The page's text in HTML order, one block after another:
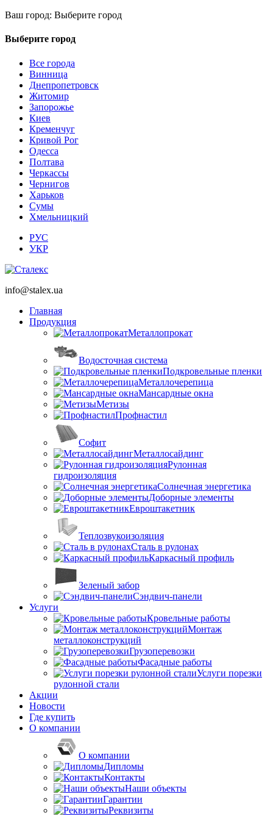
Ваш город: Выберите город
Выберите город
Все города
Винница
Днепропетровск
Житомир
Запорожье
Киев
Кременчуг
Кривой Рог
Одесса
Полтава
Черкассы
Чернигов
Харьков
Сумы
Хмельницкий
РУС
УКР
info@stalex.ua
Главная
Продукция
Металлопрокат
Водосточная система
Подкровельные пленки
Металлочерепица
Мансардные окна
Метизы
Профнастил
Софит
Металлосайдинг
Рулонная
гидроизоляция
Солнечная энергетика
Доборные элементы
Евроштакетник
Теплозвукоизоляция
Сталь в рулонах
Каркасный профиль
Зеленый забор
Сэндвич-панели
Услуги
Кровельные работы
Монтаж
металлоконструкций
Грузоперевозки
Фасадные работы
Услуги порезки
рулонной стали
Акции
Новости
Где купить
О компании
О компании
Дипломы
Контакты
Наши объекты
Гарантии
Реквизиты